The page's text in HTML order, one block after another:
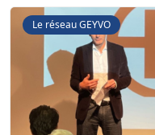
Le réseau GEYVO